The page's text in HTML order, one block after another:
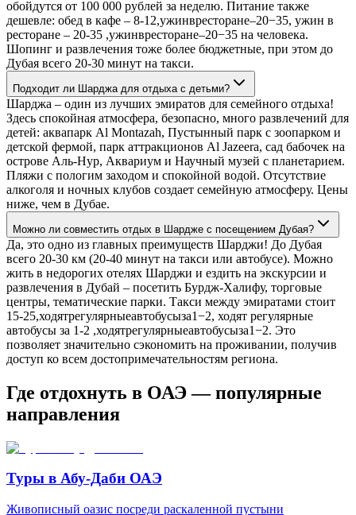
обойдутся от 100 000 рублей за неделю. Питание также
дешевле: обед в кафе – 8-12,ужинвресторане–20−35, ужин в
ресторане – 20-35 ,ужинвресторане–20−35 на человека.
Шопинг и развлечения тоже более бюджетные, при этом до
Дубая всего 20-30 минут на такси.
Подходит ли Шарджа для отдыха с детьми?
Шарджа – один из лучших эмиратов для семейного отдыха!
Здесь спокойная атмосфера, безопасно, много развлечений для
детей: аквапарк Al Montazah, Пустынный парк с зоопарком и
детской фермой, парк аттракционов Al Jazeera, сад бабочек на
острове Аль-Нур, Аквариум и Научный музей с планетарием.
Пляжи с пологим заходом и спокойной водой. Отсутствие
алкоголя и ночных клубов создает семейную атмосферу. Цены
ниже, чем в Дубае.
Можно ли совместить отдых в Шардже с посещением Дубая?
Да, это одно из главных преимуществ Шарджи! До Дубая
всего 20-30 км (20-40 минут на такси или автобусе). Можно
жить в недорогих отелях Шарджи и ездить на экскурсии и
развлечения в Дубай – посетить Бурдж-Халифу, торговые
центры, тематические парки. Такси между эмиратами стоит
15-25,ходятрегулярныеавтобусыза1−2, ходят регулярные
автобусы за 1-2 ,ходятрегулярныеавтобусыза1−2. Это
позволяет значительно сэкономить на проживании, получив
доступ ко всем достопримечательностям региона.
Где отдохнуть в ОАЭ — популярные
направления
Туры в Абу-Даби ОАЭ
Живописный оазис посреди раскаленной пустыни